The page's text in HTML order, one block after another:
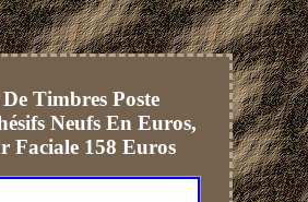
Timbres Poste
Neufs En Euros,
Faciale 158 Euros